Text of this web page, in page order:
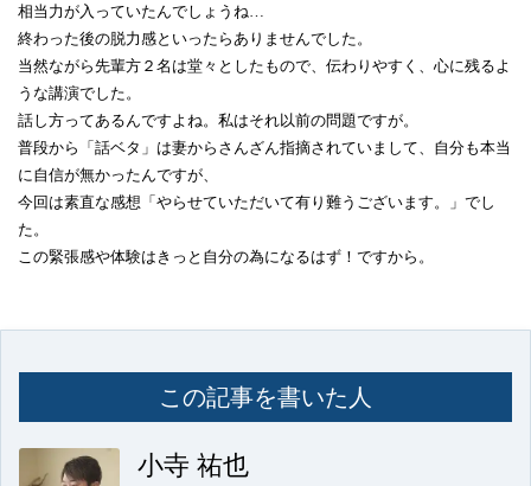
相当力が入っていたんでしょうね…
終わった後の脱力感といったらありませんでした。
当然ながら先輩方２名は堂々としたもので、伝わりやすく、心に残るよ
うな講演でした。
話し方ってあるんですよね。私はそれ以前の問題ですが。
普段から「話ベタ」は妻からさんざん指摘されていまして、自分も本当
に自信が無かったんですが、
今回は素直な感想「やらせていただいて有り難うございます。」でし
た。
この緊張感や体験はきっと自分の為になるはず！ですから。
この記事を書いた人
小寺 祐也